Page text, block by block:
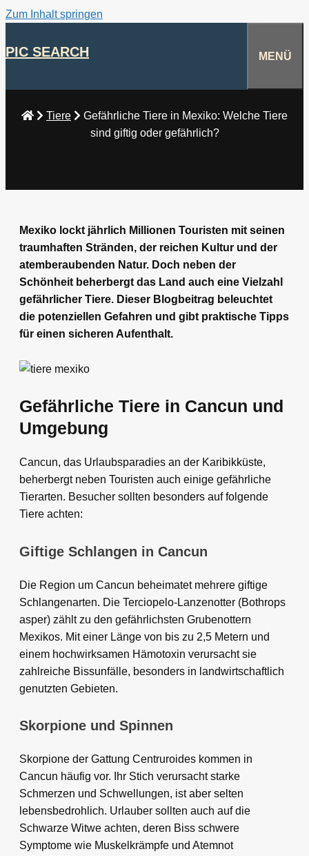
Zum Inhalt springen
PIC SEARCH MENÜ
Tiere
Gefährliche Tiere in Mexiko: Welche Tiere
sind giftig oder gefährlich?
Mexiko lockt jährlich Millionen Touristen mit seinen
traumhaften Stränden, der reichen Kultur und der
atemberaubenden Natur. Doch neben der
Schönheit beherbergt das Land auch eine Vielzahl
gefährlicher Tiere. Dieser Blogbeitrag beleuchtet
die potenziellen Gefahren und gibt praktische Tipps
für einen sicheren Aufenthalt.
Gefährliche Tiere in Cancun und
Umgebung
Cancun, das Urlaubsparadies an der Karibikküste,
beherbergt neben Touristen auch einige gefährliche
Tierarten. Besucher sollten besonders auf folgende
Tiere achten:
Giftige Schlangen in Cancun
Die Region um Cancun beheimatet mehrere giftige
Schlangenarten. Die Terciopelo-Lanzenotter (Bothrops
asper) zählt zu den gefährlichsten Grubenottern
Mexikos. Mit einer Länge von bis zu 2,5 Metern und
einem hochwirksamen Hämotoxin verursacht sie
zahlreiche Bissunfälle, besonders in landwirtschaftlich
genutzten Gebieten.
Skorpione und Spinnen
Skorpione der Gattung Centruroides kommen in
Cancun häufig vor. Ihr Stich verursacht starke
Schmerzen und Schwellungen, ist aber selten
lebensbedrohlich. Urlauber sollten auch auf die
Schwarze Witwe achten, deren Biss schwere
Symptome wie Muskelkrämpfe und Atemnot